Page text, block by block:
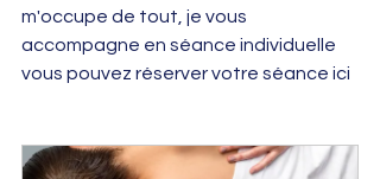
m'occupe de tout, je vous
accompagne en séance individuelle
vous pouvez réserver votre séance ici